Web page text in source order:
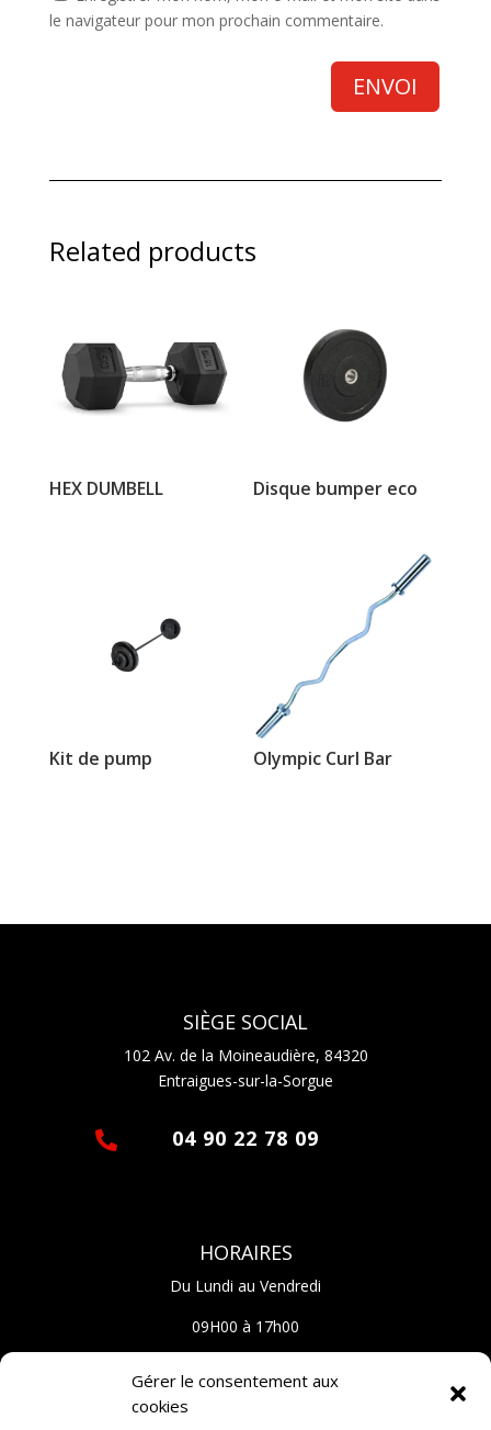
Gérer le consentement aux
cookies
le navigateur pour mon prochain commentaire.
ENVOI
Related products
HEX DUMBELL Disque bumper eco
Kit de pump Olympic Curl Bar
SIÈGE SOCIAL
102 Av. de la Moineaudière, 84320
Entraigues-sur-la-Sorgue
04 90 22 78 09

HORAIRES
Du Lundi au Vendredi
09H00 à 17h00
SUIVEZ NOUS